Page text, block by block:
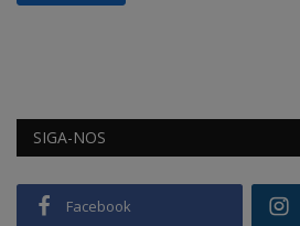
SIGA-NOS
Facebook